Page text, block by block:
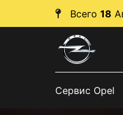
Всего 18
Сервис Opel